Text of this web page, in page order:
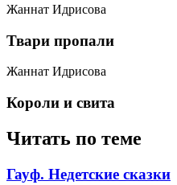
Жаннат Идрисова
Твари пропали
Жаннат Идрисова
​Короли и свита
Читать по теме
Гауф. Недетские сказки